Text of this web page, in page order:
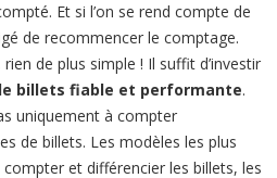
Et si l’on se rend compte de
de recommencer le comptage.
de plus simple ! Il suffit d’investir
billets fiable et performante.
uniquement à compter
de billets. Les modèles les plus
et différencier les billets, les